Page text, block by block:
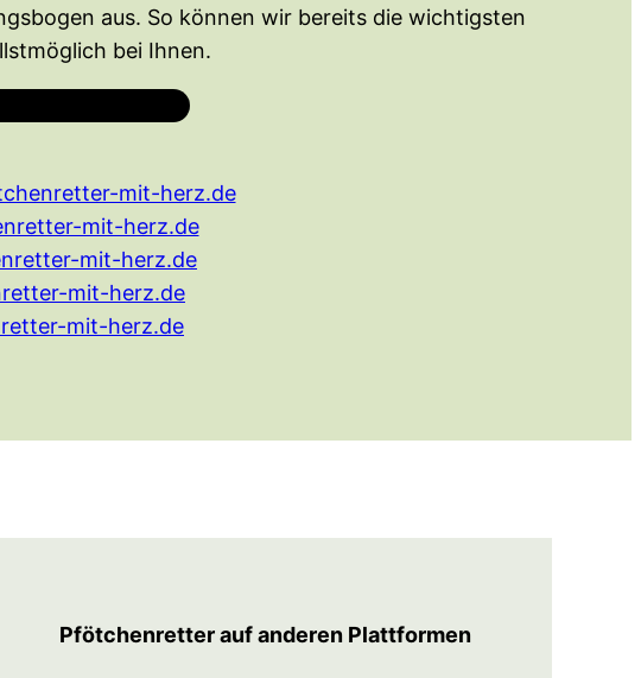
aus. So können wir bereits die wichtigsten
bei Ihnen.
mit-herz.de
mit-herz.de
mit-herz.de
mit-herz.de
mit-herz.de
Pfötchenretter auf anderen Plattformen